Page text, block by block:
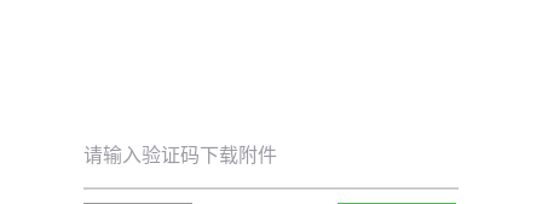
请输入验证码下载附件